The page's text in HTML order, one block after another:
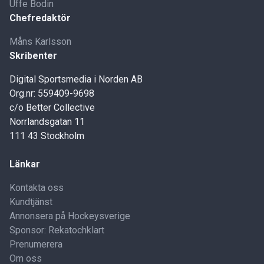
Uffe Bodin
Chefredaktör
Måns Karlsson
Skribenter
Digital Sportsmedia i Norden AB
Org.nr: 559409-9698
c/o Better Collective
Norrlandsgatan 11
111 43 Stockholm
Länkar
Kontakta oss
Kundtjänst
Annonsera på Hockeysverige
Sponsor: Rekatochklart
Prenumerera
Om oss